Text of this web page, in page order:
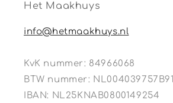
Het Maakhuys
info@hetmaakhuys.nl
KvK nummer: 84966068
BTW nummer: NL004039757B91
IBAN: NL25KNAB0800149254